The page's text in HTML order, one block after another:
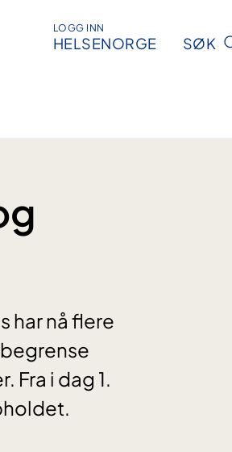
LOGG INN
HELSENORGE SØK
har nå flere
i dag 1.